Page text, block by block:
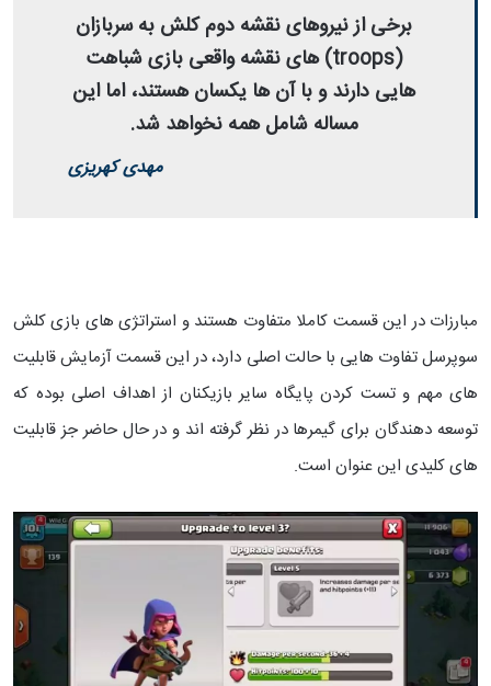
برخی از نیروهای نقشه دوم کلش به سربازان
(troops) های نقشه واقعی بازی شباهت
هایی دارند و با آن ها یکسان هستند، اما این
مساله شامل همه نخواهد شد.
مهدی کهریزی
مبارزات در این قسمت کاملا متفاوت هستند و استراتژی های بازی کلش
سوپرسل تفاوت هایی با حالت اصلی دارد، در این قسمت آزمایش قابلیت
های مهم و تست کردن پایگاه سایر بازیکنان از اهداف اصلی بوده که
توسعه دهندگان برای گیمرها در نظر گرفته اند و در حال حاضر جز قابلیت
های کلیدی این عنوان است.